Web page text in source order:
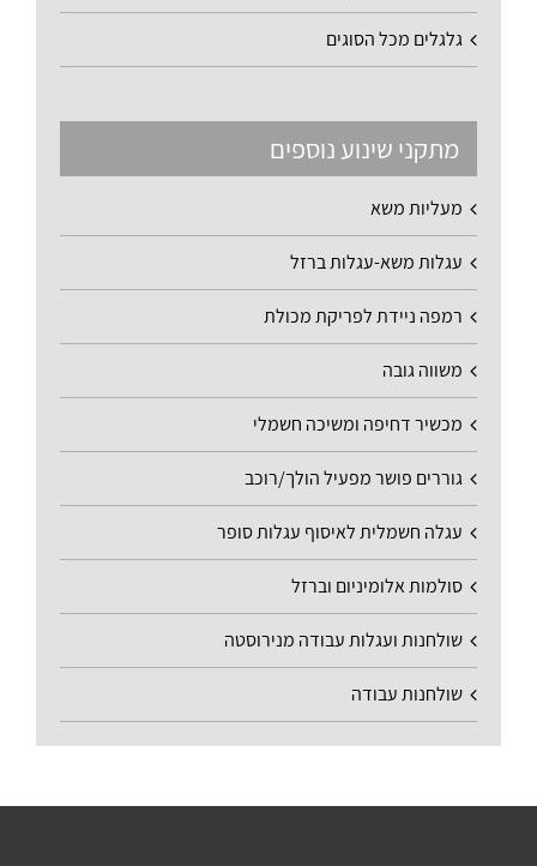
גלגלים מכל הסוגים
מתקני שינוע נוספים
מעליות משא
עגלות משא-עגלות ברזל
רמפה ניידת לפריקת מכולת
משווה גובה
מכשיר דחיפה ומשיכה חשמלי
גוררים פושר מפעיל הולך/רוכב
עגלה חשמלית לאיסוף עגלות סופר
סולמות אלומיניום וברזל
שולחנות ועגלות עבודה מנירוסטה
שולחנות עבודה